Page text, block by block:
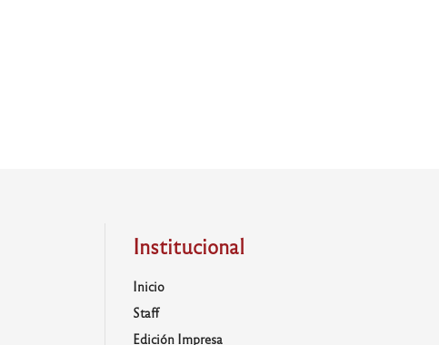
Institucional
Inicio
Staff
Edición Impresa